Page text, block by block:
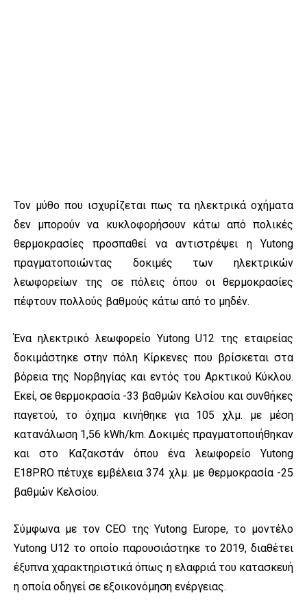
Τον μύθο που ισχυρίζεται πως τα ηλεκτρικά οχήματα
δεν μπορούν να κυκλοφορήσουν κάτω από πολικές
θερμοκρασίες προσπαθεί να αντιστρέψει η Yutong
πραγματοποιώντας δοκιμές των ηλεκτρικών
λεωφορείων της σε πόλεις όπου οι θερμοκρασίες
πέφτουν πολλούς βαθμούς κάτω από το μηδέν.
Ένα ηλεκτρικό λεωφορείο Yutong U12 της εταιρείας
δοκιμάστηκε στην πόλη Κίρκενες που βρίσκεται στα
βόρεια της Νορβηγίας και εντός του Αρκτικού Κύκλου.
Εκεί, σε θερμοκρασία -33 βαθμών Κελσίου και συνθήκες
παγετού, το όχημα κινήθηκε για 105 χλμ. με μέση
κατανάλωση 1,56 kWh/km. Δοκιμές πραγματοποιήθηκαν
και στο Καζακστάν όπου ένα λεωφορείο Yutong
E18PRO πέτυχε εμβέλεια 374 χλμ. με θερμοκρασία -25
βαθμών Κελσίου.
Σύμφωνα με τον CEO της Yutong Europe, το μοντέλο
Yutong U12 το οποίο παρουσιάστηκε το 2019, διαθέτει
έξυπνα χαρακτηριστικά όπως η ελαφριά του κατασκευή
η οποία οδηγεί σε εξοικονόμηση ενέργειας.